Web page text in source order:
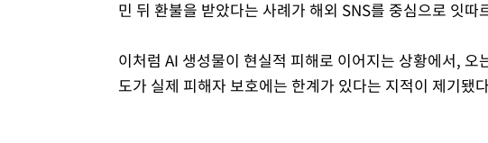
외신들도 주목한 韓축구 파문…"국민적 공분에 수사 재개"
[속보]규제합리화위원회 부위원장에 김태유 서울대 공대 교수…이병태
민 뒤 환불을 받았다는 사례가 해외 SNS를 중심으로 잇따
이처럼 AI 생성물이 현실적 피해로 이어지는 상황에서,
도가 실제 피해자 보호에는 한계가 있다는 지적이 제기됐